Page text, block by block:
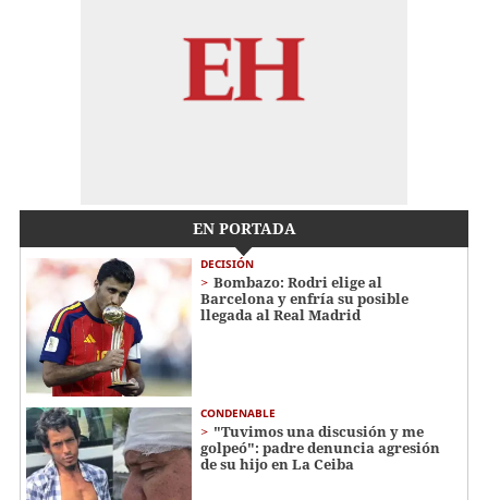
EN PORTADA
DECISIÓN
Bombazo: Rodri elige al
Barcelona y enfría su posible
llegada al Real Madrid
CONDENABLE
"Tuvimos una discusión y me
golpeó": padre denuncia agresión
de su hijo en La Ceiba